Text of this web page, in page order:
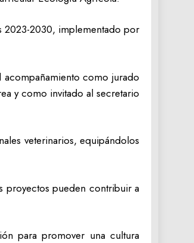
2023-2030, implementado por
como jurado
y como invitado al secretario
veterinarios, equipándolos
proyectos pueden contribuir a
para promover una cultura